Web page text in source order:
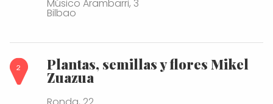
Músico Arambarri, 3
Bilbao
Plantas, semillas y flores Mikel
Zuazua